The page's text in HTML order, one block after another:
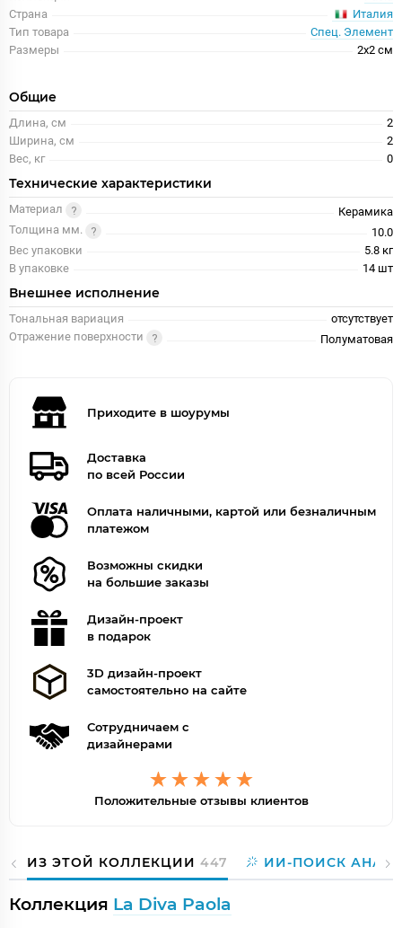
Страна
Италия
Тип товара
Спец. Элемент
Размеры
2x2 см
Общие
Длина, см
2
Ширина, см
2
Вес, кг
0
Технические характеристики
Материал
Керамика
Толщина мм.
10.0
Вес упаковки
5.8 кг
В упаковке
14 шт
Внешнее исполнение
Тональная вариация
отсутствует
Отражение поверхности
Полуматовая
Приходите в шоурумы
Доставка
по всей России
Оплата наличными, картой или безналичным
платежом
Возможны скидки
на большие заказы
Дизайн-проект
в подарок
3D дизайн-проект
самостоятельно на сайте
Сотрудничаем с
дизайнерами
Положительные отзывы клиентов
ИЗ ЭТОЙ КОЛЛЕКЦИИ 447 ИИ-ПОИСК
Коллекция La Diva Paola